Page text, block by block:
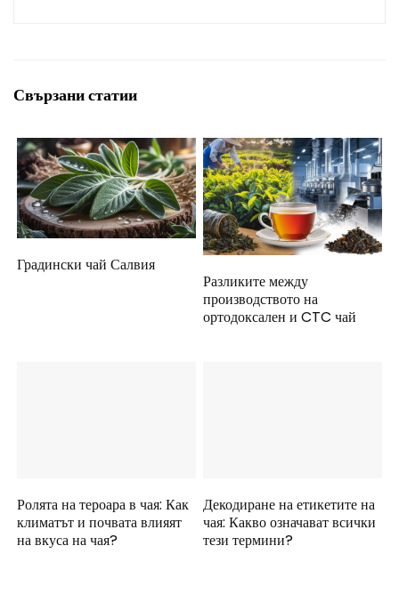
Свързани статии
Градински чай Салвия
Разликите между
производството на
ортодоксален и CTC чай
Ролята на тероара в чая: Как
климатът и почвата влияят
на вкуса на чая?
Декодиране на етикетите на
чая: Какво означават всички
тези термини?